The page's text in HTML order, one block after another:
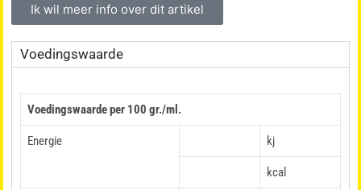
Ik wil meer info over dit artikel
Voedingswaarde
Voedingswaarde per 100 gr./ml.
Energie kj
kcal